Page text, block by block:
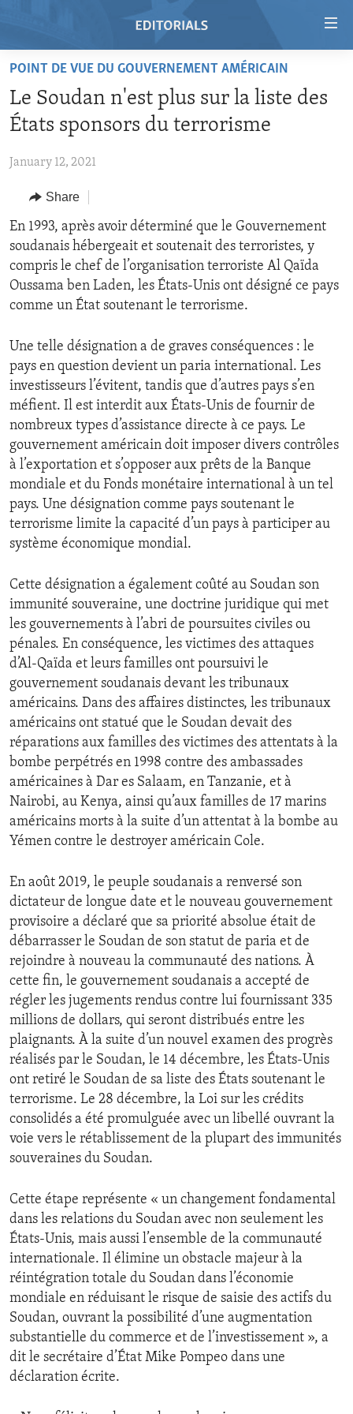
Skip
main
content
to
Navigation
Skip
to
Search
VIDEO
REGIONS
AFRICA
AMERICAS
EUROPE
MIDDLE EAST
TOPICS
HUMAN RIGHTS
SECURITY AND DEFENSE
AID AND DEVELOPMENT
DEMOCRACY AND GOVERNANCE
ECONOMY AND TRADE
ENVIRONMENT AND HEALTH
IDEALS AND INSTITUTIONS
ARCHIVE
ABOUT US
POINT DE VUE DU GOUVERNEMENT AMÉRICAIN
Le Soudan n'est plus sur la liste des
États sponsors du terrorisme
January 12, 2021
Share
En 1993, après avoir déterminé que le Gouvernement
soudanais hébergeait et soutenait des terroristes, y
compris le chef de l’organisation terroriste Al Qaïda
Oussama ben Laden, les États-Unis ont désigné ce pays
comme un État soutenant le terrorisme.
Une telle désignation a de graves conséquences : le
pays en question devient un paria international. Les
investisseurs l’évitent, tandis que d’autres pays s’en
méfient. Il est interdit aux États-Unis de fournir de
nombreux types d’assistance directe à ce pays. Le
gouvernement américain doit imposer divers contrôles
à l’exportation et s’opposer aux prêts de la Banque
mondiale et du Fonds monétaire international à un tel
pays. Une désignation comme pays soutenant le
terrorisme limite la capacité d’un pays à participer au
système économique mondial.
Cette désignation a également coûté au Soudan son
immunité souveraine, une doctrine juridique qui met
les gouvernements à l’abri de poursuites civiles ou
pénales. En conséquence, les victimes des attaques
d’Al-Qaïda et leurs familles ont poursuivi le
gouvernement soudanais devant les tribunaux
américains. Dans des affaires distinctes, les tribunaux
américains ont statué que le Soudan devait des
réparations aux familles des victimes des attentats à la
bombe perpétrés en 1998 contre des ambassades
américaines à Dar es Salaam, en Tanzanie, et à
Nairobi, au Kenya, ainsi qu’aux familles de 17 marins
américains morts à la suite d’un attentat à la bombe au
Yémen contre le destroyer américain Cole.
En août 2019, le peuple soudanais a renversé son
dictateur de longue date et le nouveau gouvernement
provisoire a déclaré que sa priorité absolue était de
débarrasser le Soudan de son statut de paria et de
rejoindre à nouveau la communauté des nations. À
cette fin, le gouvernement soudanais a accepté de
régler les jugements rendus contre lui fournissant 335
millions de dollars, qui seront distribués entre les
plaignants. À la suite d’un nouvel examen des progrès
réalisés par le Soudan, le 14 décembre, les États-Unis
ont retiré le Soudan de sa liste des États soutenant le
terrorisme. Le 28 décembre, la Loi sur les crédits
consolidés a été promulguée avec un libellé ouvrant la
voie vers le rétablissement de la plupart des immunités
souveraines du Soudan.
Cette étape représente « un changement fondamental
dans les relations du Soudan avec non seulement les
États-Unis, mais aussi l’ensemble de la communauté
internationale. Il élimine un obstacle majeur à la
réintégration totale du Soudan dans l’économie
mondiale en réduisant le risque de saisie des actifs du
Soudan, ouvrant la possibilité d’une augmentation
substantielle du commerce et de l’investissement », a
dit le secrétaire d’État Mike Pompeo dans une
déclaration écrite.